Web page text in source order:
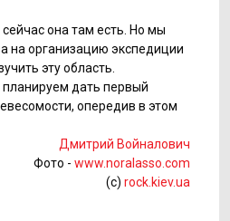
сейчас она там есть. Но мы
на организацию экспедиции
эту область.
дать первый
опередив в этом
Дмитрий Войналович
Фото - www.noralasso.com
(c) rock.kiev.ua